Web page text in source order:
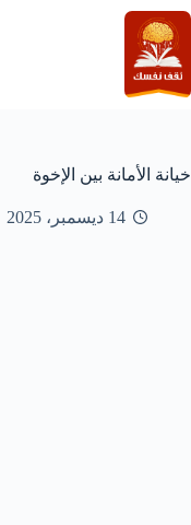
التجاوز
إلى
المحتوى
خيانة الأمانة بين الإخوة
14 ديسمبر، 2025